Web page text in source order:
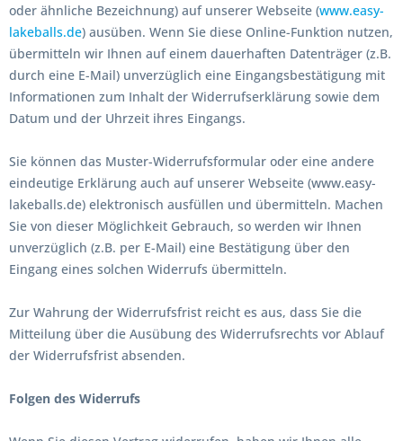
oder ähnliche Bezeichnung) auf unserer Webseite (www.easy-
lakeballs.de) ausüben. Wenn Sie diese Online-Funktion nutzen,
übermitteln wir Ihnen auf einem dauerhaften Datenträger (z.B.
durch eine E-Mail) unverzüglich eine Eingangsbestätigung mit
Informationen zum Inhalt der Widerrufserklärung sowie dem
Datum und der Uhrzeit ihres Eingangs.
Sie können das Muster-Widerrufsformular oder eine andere
eindeutige Erklärung auch auf unserer Webseite (www.easy-
lakeballs.de) elektronisch ausfüllen und übermitteln. Machen
Sie von dieser Möglichkeit Gebrauch, so werden wir Ihnen
unverzüglich (z.B. per E-Mail) eine Bestätigung über den
Eingang eines solchen Widerrufs übermitteln.
Zur Wahrung der Widerrufsfrist reicht es aus, dass Sie die
Mitteilung über die Ausübung des Widerrufsrechts vor Ablauf
der Widerrufsfrist absenden.
Folgen des Widerrufs